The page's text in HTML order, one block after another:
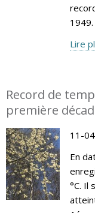
1949.
Lire
Record de
première
11-
En
°C. Il